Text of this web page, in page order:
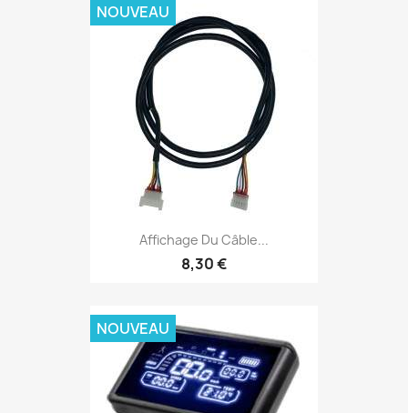
Affichage Du Câble...
8,30 €
NOUVEAU
NOUVEAU